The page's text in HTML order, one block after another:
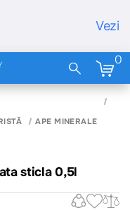
Vezi
0
APE MINERALE
sticla 0,5l